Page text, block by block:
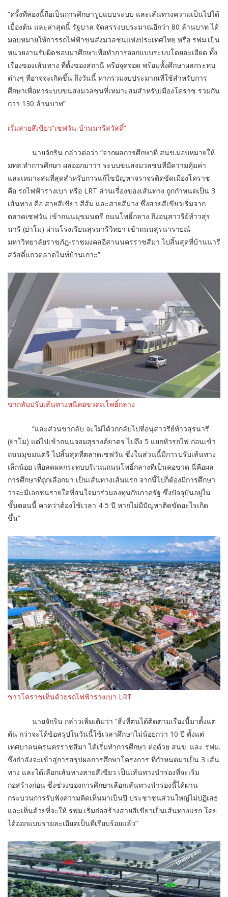
“ครั้งที่สองนี้ถือเป็นการศึกษารูปแบบระบบ และเส้นทางความเป็นไปได้
เบื้องต้น และล่าสุดนี้ รัฐบาล จัดสรรงบประมาณอีกว่า 80 ล้านบาท ได้
มอบหมายให้การรถไฟฟ้าขนส่งมวลชนแห่งประเทศไทย หรือ รฟม.เป็น
หน่วยงานรับผิดชอบมาศึกษาเพื่อทำการออกแบบระบบโดยละเอียด ทั้ง
เรื่องของเส้นทาง ที่ตั้งของสถานี หรือจุดจอด พร้อมทั้งศึกษาผลกระทบ
ต่างๆ ที่อาจจะเกิดขึ้น ถึงวันนี้ หากรวมงบประมาณที่ใช้สำหรับการ
ศึกษาเพื่อหาระบบขนส่งมวลชนที่เหมาะสมสำหรับเมืองโคราช รวมกัน
กว่า 130 ล้านบาท”
เริ่มสายสีเขียว“เซฟวัน-บ้านนารีสวัสดิ์”
นายจักริน กล่าวต่อว่า “จากผลการศึกษาที่ สนข.มอบหมายให้
มทส.ทำการศึกษา ผลออกมาว่า ระบบขนส่งมวลชนที่มีความคุ้มค่า
และเหมาะสมที่สุดสำหรับการแก้ไขปัญหาจราจรติดขัดเมืองโคราช
คือ รถไฟฟ้ารางเบา หรือ LRT ส่วนเรื่องของเส้นทาง ถูกกำหนดเป็น 3
เส้นทาง คือ สายสีเขียว สีส้ม และสายสีม่วง ซึ่งสายสีเขียวเริ่มจาก
ตลาดเซฟวัน เข้าถนนมุขมนตรี ถนนโพธิ์กลาง ถึงอนุสาวรีย์ท้าวสุร
นารี (ย่าโม) ผ่านโรงเรียนสุรนารีวิทยา เข้าถนนสุรนารายณ์
มหาวิทยาลัยราชภัฎ-ราชมงคลอีสานนครราชสีมา ไปสิ้นสุดที่บ้านนารี
สวัสดิ์แถวตลาดไนท์บ้านเกาะ”
ขากลับปรับเส้นทางหนีคอขวดถ.โพธิ์กลาง
“และส่วนขากลับ จะไม่ได้วกกลับไปที่อนุสาวรีย์ท้าวสุรนารี
(ย่าโม) แต่ไปเข้าถนนจอมสุรางค์ยาตร ไปถึง 5 แยกหัวรถไฟ ก่อนเข้า
ถนนมุขมนตรี ไปสิ้นสุดที่ตลาดเซฟวัน ซึ่งในส่วนนี้มีการปรับเส้นทาง
เล็กน้อย เพื่อลดผลกระทบบริเวณถนนโพธิ์กลางที่เป็นคอขวด นี่คือผล
การศึกษาที่ถูกเลือกมา เป็นเส้นทางเส้นแรก จากนี้ไปก็ต้องมีการศึกษา
ว่าจะมีเอกชนรายใดที่สนใจมาร่วมลงทุนกับภาครัฐ ซึ่งปัจจุบันอยู่ใน
ขั้นตอนนี้ คาดว่าต้องใช้เวลา 4-5 ปี หากไม่มีปัญหาติดขัดอะไรเกิด
ขึ้น”
ชาวโคราชเห็นด้วยรถไฟฟ้ารางเบา LRT
นายจักริน กล่าวเพิ่มเติมว่า “สิ่งที่ตนได้ติดตามเรื่องนี้มาตั้งแต่
ต้น กว่าจะได้ข้อสรุปในวันนี้ใช้เวลาศึกษาไม่น้อยกว่า 10 ปี ตั้งแต่
เทศบาลนครนครราชสีมา ได้เริ่มทำการศึกษา ต่อด้วย สนข. และ รฟม.
ซึ่งกำลังจะเข้าสู่การสรุปผลการศึกษาโครงการ ที่กำหนดมาเป็น 3 เส้น
ทาง และได้เลือกเส้นทางสายสีเขียว เป็นเส้นทางนำร่องที่จะเริ่ม
ก่อสร้างก่อน ซึ่งช่วงของการศึกษาเลือกเส้นทางนำร่องนี้ได้ผ่าน
กระบวนการรับฟังความคิดเห็นมาเป็นปี ประชาชนส่วนใหญ่ไม่ปฏิเสธ
และเห็นด้วยที่จะให้ รฟม.เริ่มก่อสร้างสายสีเขียวเป็นเส้นทางแรก โดย
ได้ออกแบบรายละเอียดเป็นที่เรียบร้อยแล้ว”